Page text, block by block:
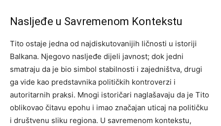
Nasljeđe u Savremenom Kontekstu
Tito ostaje jedna od najdiskutovanijih ličnosti u istoriji
Balkana. Njegovo nasljeđe dijeli javnost; dok jedni
smatraju da je bio simbol stabilnosti i zajedništva, drugi
ga vide kao predstavnika političkih kontroverzi i
autoritarnih praksi. Mnogi istoričari naglašavaju da je Tito
oblikovao čitavu epohu i imao značajan uticaj na političku
i društvenu sliku regiona. U savremenom kontekstu,